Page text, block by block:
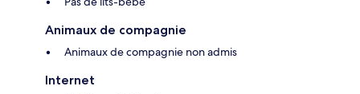
Animaux de compagnie
Animaux de compagnie non admis
Internet